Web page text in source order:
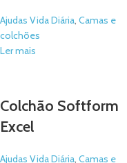
Ajudas Vida Diária, Camas e
colchões
Ler mais
Colchão Softform
Excel
Ajudas Vida Diária, Camas e